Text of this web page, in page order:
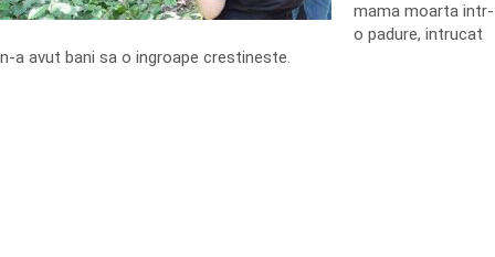
mama moarta intr-
o padure, intrucat
n-a avut bani sa o ingroape crestineste.